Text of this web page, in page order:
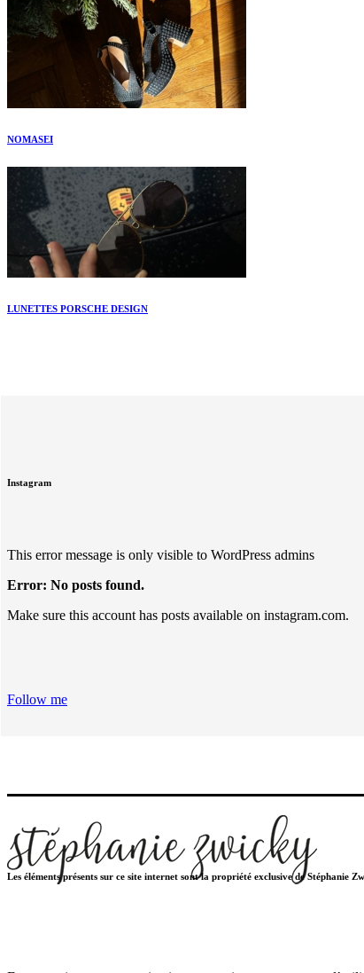
NOMASEI
LUNETTES PORSCHE DESIGN
Instagram
This error message is only visible to WordPress admins
Error: No posts found.
Make sure this account has posts available on instagram.com.
Follow me
Les éléments présents sur ce site internet sont la propriété exclusive de Stéphanie